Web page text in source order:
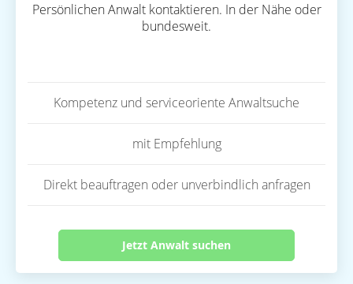
Persönlichen Anwalt kontaktieren. In der Nähe oder
bundesweit.
Kompetenz und serviceoriente Anwaltsuche
mit Empfehlung
Direkt beauftragen oder unverbindlich anfragen
Jetzt Anwalt suchen